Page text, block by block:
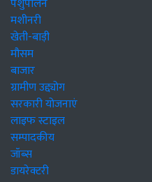
पशुपालन
मशीनरी
खेती-बाड़ी
मौसम
बाजार
ग्रामीण उद्द्योग
सरकारी योजनाएं
लाइफ स्टाइल
सम्पादकीय
जॉब्स
डायरेक्टरी